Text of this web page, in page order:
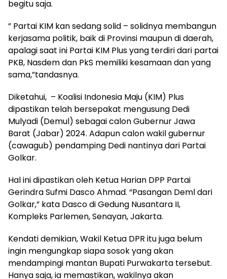
begitu saja.
” Partai KIM kan sedang solid – solidnya membangun
kerjasama politik, baik di Provinsi maupun di daerah,
apalagi saat ini Partai KIM Plus yang terdiri dari partai
PKB, Nasdem dan PkS memiliki kesamaan dan yang
sama,”tandasnya.
Diketahui, – Koalisi Indonesia Maju (KIM) Plus
dipastikan telah bersepakat mengusung Dedi
Mulyadi (Demul) sebagai calon Gubernur Jawa
Barat (Jabar) 2024. Adapun calon wakil gubernur
(cawagub) pendamping Dedi nantinya dari Partai
Golkar.
Hal ini dipastikan oleh Ketua Harian DPP Partai
Gerindra Sufmi Dasco Ahmad. “Pasangan Deml dari
Golkar,” kata Dasco di Gedung Nusantara II,
Kompleks Parlemen, Senayan, Jakarta.
Kendati demikian, Wakil Ketua DPR itu juga belum
ingin mengungkap siapa sosok yang akan
mendampingi mantan Bupati Purwakarta tersebut.
Hanya saja, ia memastikan, wakilnya akan